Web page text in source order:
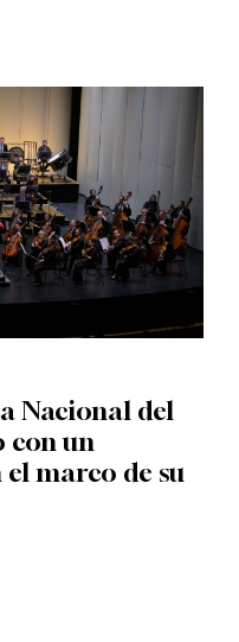
Nacional del
con un
marco de su